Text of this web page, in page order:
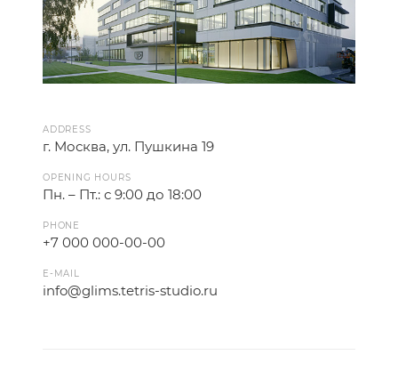
ADDRESS
г. Москва, ул. Пушкина 19
OPENING HOURS
Пн. – Пт.: с 9:00 до 18:00
PHONE
+7 000 000-00-00
E-MAIL
info@glims.tetris-studio.ru